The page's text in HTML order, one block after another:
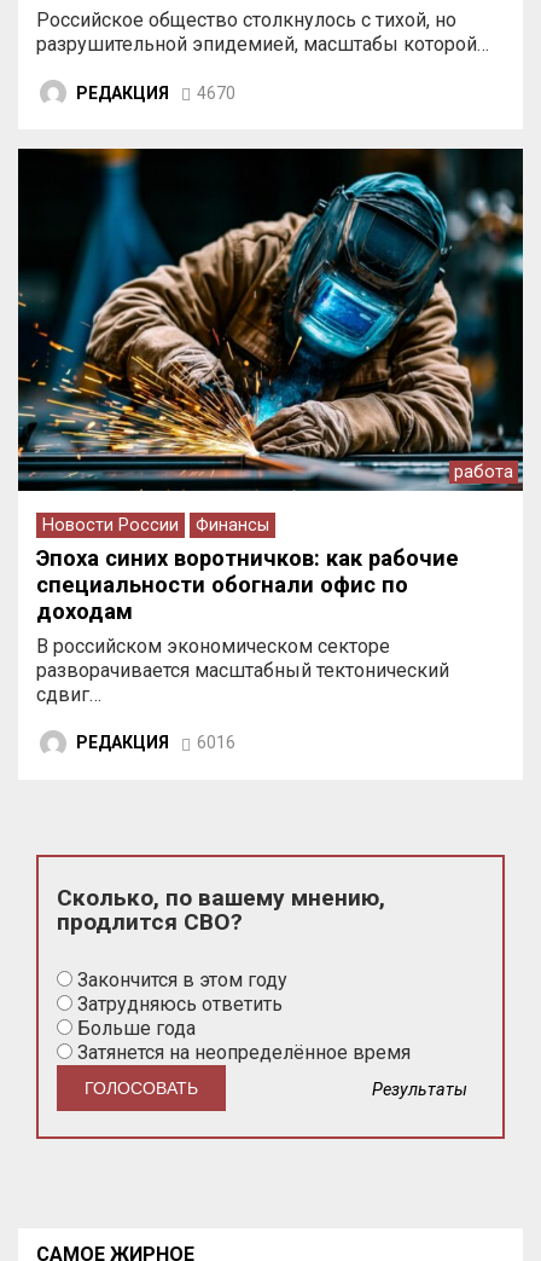
Российское общество столкнулось с тихой, но
разрушительной эпидемией, масштабы которой…
РЕДАКЦИЯ 4670
работа
Новости России Финансы
Эпоха синих воротничков: как рабочие
специальности обогнали офис по
доходам
В российском экономическом секторе
разворачивается масштабный тектонический
сдвиг…
РЕДАКЦИЯ 6016
Сколько, по вашему мнению,
продлится СВО?
Закончится в этом году
Затрудняюсь ответить
Больше года
Затянется на неопределённое время
Результаты
САМОЕ ЖИРНОЕ